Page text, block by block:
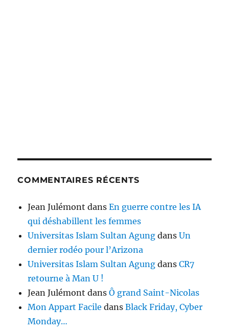
COMMENTAIRES RÉCENTS
Jean Julémont dansEn guerre contre les IA
qui déshabillent les femmes
Universitas Islam Sultan Agung dansUn
dernier rodéo pour l’Arizona
Universitas Islam Sultan Agung dansCR7
retourne à Man U !
Jean Julémont dansÔ grand Saint-Nicolas
Mon Appart Facile dansBlack Friday, Cyber
Monday…